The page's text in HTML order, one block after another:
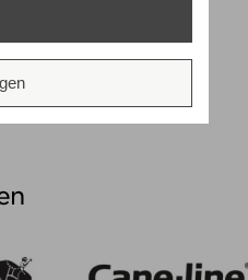
MwSt.